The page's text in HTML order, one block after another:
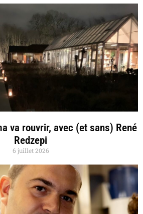
va rouvrir, avec (et sans) René
Redzepi
6 juillet 2026